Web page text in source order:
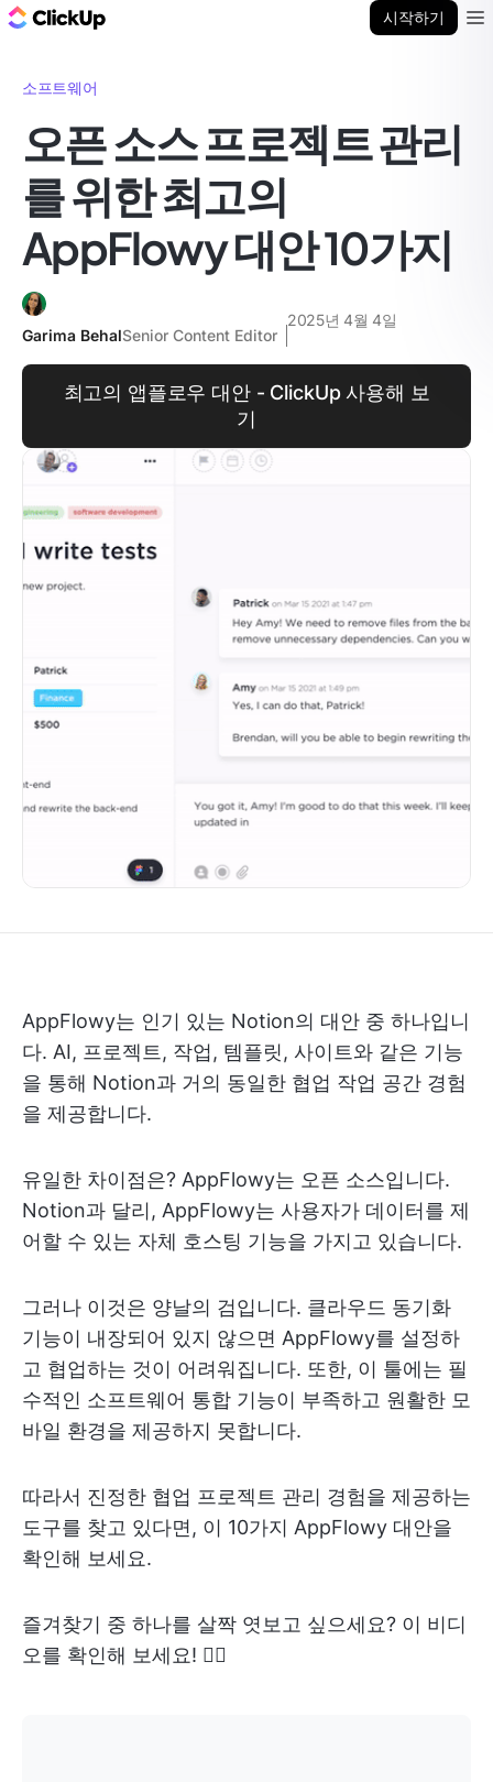
시작하기
소프트웨어
오픈 소스 프로젝트 관리
를 위한 최고의
AppFlowy 대안 10가지
Garima BehalSenior Content Editor
2025년 4월 4일
최고의 앱플로우 대안 - ClickUp 사용해 보
기
AppFlowy는 인기 있는 Notion의 대안 중 하나입니
다. AI, 프로젝트, 작업, 템플릿, 사이트와 같은 기능
을 통해 Notion과 거의 동일한 협업 작업 공간 경험
을 제공합니다.
유일한 차이점은? AppFlowy는 오픈 소스입니다.
Notion과 달리, AppFlowy는 사용자가 데이터를 제
어할 수 있는 자체 호스팅 기능을 가지고 있습니다.
그러나 이것은 양날의 검입니다. 클라우드 동기화
기능이 내장되어 있지 않으면 AppFlowy를 설정하
고 협업하는 것이 어려워집니다. 또한, 이 툴에는 필
수적인 소프트웨어 통합 기능이 부족하고 원활한 모
바일 환경을 제공하지 못합니다.
따라서 진정한 협업 프로젝트 관리 경험을 제공하는
도구를 찾고 있다면, 이 10가지 AppFlowy 대안을
확인해 보세요.
즐겨찾기 중 하나를 살짝 엿보고 싶으세요? 이 비디
오를 확인해 보세요! 👇🏻